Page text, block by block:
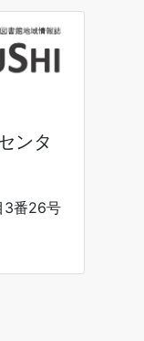
ンタ
3番26号